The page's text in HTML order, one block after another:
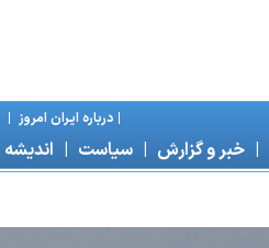
|درباره ايران امروز |
|خبر و گزارش |سياست | انديشه